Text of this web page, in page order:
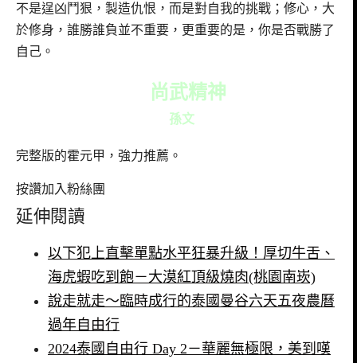
不是逞凶鬥狠，製造仇恨，而是對自我的挑戰；修心，大
於修身，誰勝誰負並不重要，更重要的是，你是否戰勝了
自己。
尚武精神
孫文
完整版的霍元甲，強力推薦。
按讚加入粉絲團
延伸閱讀
以下犯上直擊單點水平狂暴升級！厚切牛舌、
海虎蝦吃到飽－大漠紅頂級燒肉(桃園南崁)
說走就走～臨時成行的泰國曼谷六天五夜農曆
過年自由行
2024泰國自由行 Day 2－華麗無極限，美到嘆